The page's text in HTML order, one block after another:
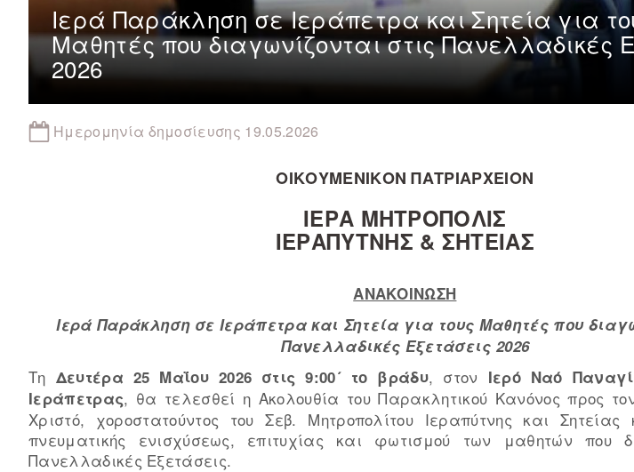
Ιερά Παράκληση σε Ιεράπετρα και Σητεία για
Μαθητές που διαγωνίζονται στις Πανελλαδικές
2026
Ημερομηνία δημοσίευσης 19.05.2026
ΟΙΚΟΥΜΕΝΙΚΟΝ ΠΑΤΡΙΑΡΧΕΙΟΝ
ΙΕΡΑ ΜΗΤΡΟΠΟΛΙΣ
ΙΕΡΑΠΥΤΝΗΣ & ΣΗΤΕΙΑΣ
ΑΝΑΚΟΙΝΩΣΗ
Ιερά Παράκληση σε Ιεράπετρα και Σητεία για τους Μαθητές που
Πανελλαδικές Εξετάσεις 2026
Τη Δευτέρα 25 Μαΐου 2026 στις 9:00´ το βράδυ, στον Ιερό Ναό
Ιεράπετρας, θα τελεσθεί η Ακολουθία του Παρακλητικού Κανόνος προς
Χριστό, χοροστατούντος του Σεβ. Μητροπολίτου Ιεραπύτνης και
πνευματικής ενισχύσεως, επιτυχίας και φωτισμού των μαθητών που
Πανελλαδικές Εξετάσεις.